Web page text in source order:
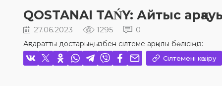
QOSTANAI TAŃY: Айтыс
27.06.2023 1295 0
Ақпаратты достарыңызбен сілтеме арқылы бөлісіңіз:
Сілтемені көшіру